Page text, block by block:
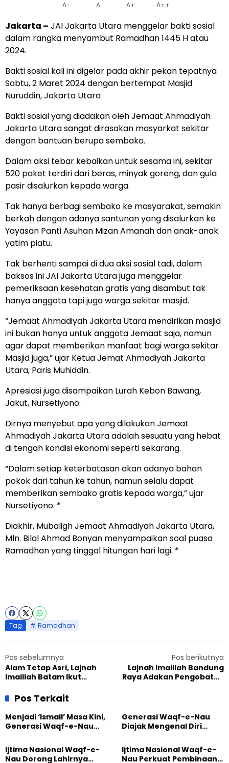
A- A A+ A++
Jakarta – JAI Jakarta Utara menggelar bakti sosial
dalam rangka menyambut Ramadhan 1445 H atau
2024.
Bakti sosial kali ini digelar pada akhir pekan tepatnya
Sabtu, 2 Maret 2024 dengan bertempat Masjid
Nuruddin, Jakarta Utara
Bakti sosial yang diadakan oleh Jemaat Ahmadiyah
Jakarta Utara sangat dirasakan masyarkat sekitar
dengan bantuan berupa sembako.
Dalam aksi tebar kebaikan untuk sesama ini, sekitar
520 paket terdiri dari beras, minyak goreng, dan gula
pasir disalurkan kepada warga.
Tak hanya berbagi sembako ke masyarakat, semakin
berkah dengan adanya santunan yang disalurkan ke
Yayasan Panti Asuhan Mizan Amanah dan anak-anak
yatim piatu.
Tak berhenti sampai di dua aksi sosial tadi, dalam
baksos ini JAI Jakarta Utara juga menggelar
pemeriksaan kesehatan gratis yang disambut tak
hanya anggota tapi juga warga sekitar masjid.
“Jemaat Ahmadiyah Jakarta Utara mendirikan masjid
ini bukan hanya untuk anggota Jemaat saja, namun
agar dapat memberikan manfaat bagi warga sekitar
Masjid juga,” ujar Ketua Jemat Ahmadiyah Jakarta
Utara, Paris Muhiddin.
Apresiasi juga disampaikan Lurah Kebon Bawang,
Jakut, Nursetiyono.
Dirnya menyebut apa yang dilakukan Jemaat
Ahmadiyah Jakarta Utara adalah sesuatu yang hebat
di tengah kondisi ekonomi seperti sekarang.
“Dalam setiap keterbatasan akan adanya bahan
pokok dari tahun ke tahun, namun selalu dapat
memberikan sembako gratis kepada warga,” ujar
Nursetiyono. *
Diakhir, Mubaligh Jemaat Ahmadiyah Jakarta Utara,
Mln. Bilal Ahmad Bonyan menyampaikan soal puasa
Ramadhan yang tinggal hitungan hari lagi. *
Tag Ramadhan
Pos sebelumnya
Alam Tetap Asri, Lajnah
Imaillah Batam Ikut
Daur Ulang Plastik
Pos berikutnya
Lajnah Imaillah Bandung
Raya Adakan Pengobatan
Sepanjang Ramadhan
Pos Terkait
Menjadi ‘Ismail’ Masa Kini,
Generasi Waqf-e-Nau
Pengabdian
Generasi Waqf-e-Nau
Diajak Mengenal Diri
Dunia
Ijtima Nasional Waqf-e-
Nau Dorong Lahirnya
Ijtima Nasional Waqf-e-
Nau Perkuat Pembinaan